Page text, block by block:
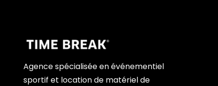
Agence spécialisée en événementiel
sportif et location de matériel de